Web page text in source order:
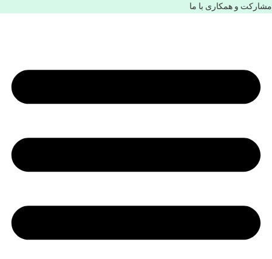
مشاركت و همكاری با ما